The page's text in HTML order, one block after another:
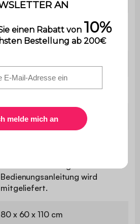
4
25,5 kg
Außenbereich
Milos
Bedienungsanleitung wird
mitgeliefert.
80 x 60 x 110 cm